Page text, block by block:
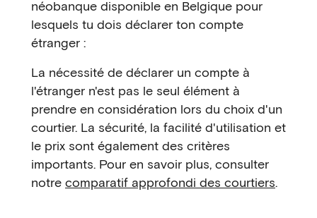
néobanque disponible en Belgique pour
lesquels tu dois déclarer ton compte
étranger :
La nécessité de déclarer un compte à
l'étranger n'est pas le seul élément à
prendre en considération lors du choix d'un
courtier. La sécurité, la facilité d'utilisation et
le prix sont également des critères
importants. Pour en savoir plus, consulter
notre comparatif approfondi des courtiers.